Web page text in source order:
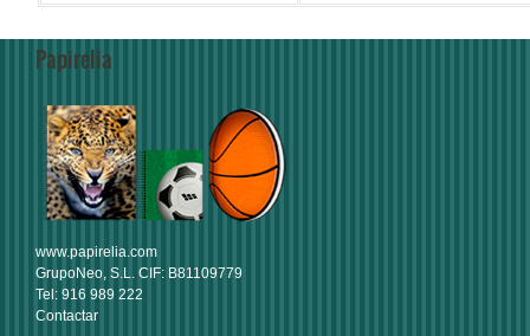
Papirelia
www.papirelia.com
GrupoNeo, S.L. CIF: B81109779
Tel: 916 989 222
Contactar